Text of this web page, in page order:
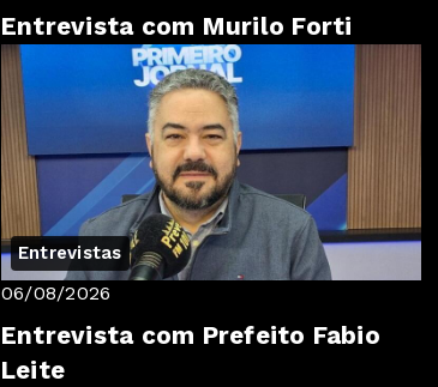
Entrevista com Murilo Forti
Entrevistas
06/08/2026
Entrevista com Prefeito Fabio
Leite